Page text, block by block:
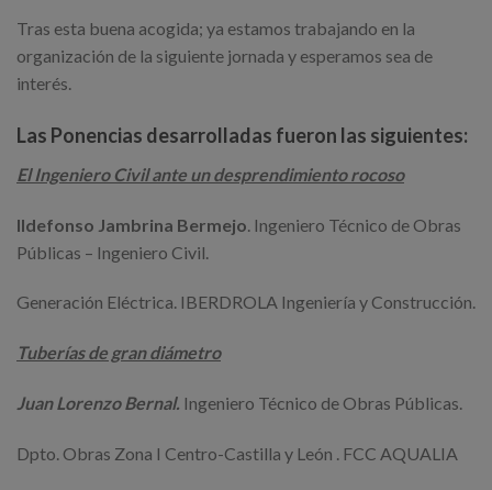
Tras esta buena acogida; ya estamos trabajando en la
organización de la siguiente jornada y esperamos sea de
interés.
Las Ponencias desarrolladas fueron las siguientes:
El Ingeniero Civil ante un desprendimiento rocoso
Ildefonso Jambrina Bermejo . Ingeniero Técnico de Obras
Públicas – Ingeniero Civil.
Generación Eléctrica. IBERDROLA Ingeniería y Construcción.
Tuberías de gran diámetro
Juan Lorenzo Bernal. Ingeniero Técnico de Obras Públicas.
Dpto. Obras Zona I Centro-Castilla y León . FCC AQUALIA